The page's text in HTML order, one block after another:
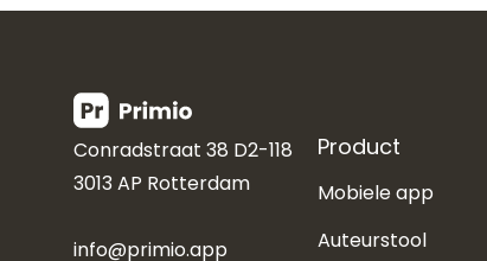
Conradstraat 38 D2-118
3013 AP Rotterdam
info@primio.app
Product
Mobiele app
Auteurstool